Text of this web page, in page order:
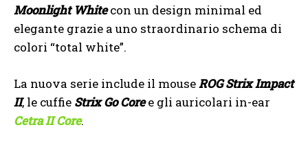
Moonlight Whitecon un design minimal ed
elegante grazie a uno straordinario schema di
colori “total white”.
La nuova serie include il mouseROG Strix Impact
II, le cuffie Strix Go Coree gli auricolari in-ear
Cetra II Core.